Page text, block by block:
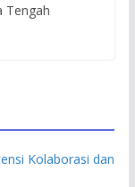
Tengah
Kolaborasi dan